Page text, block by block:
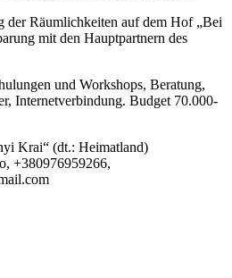
der Räumlichkeiten auf dem Hof „Bei
mit den Hauptpartnern des
und Workshops, Beratung,
Internetverbindung. Budget 70.000-
Krai“ (dt.: Heimatland)
+380976959266,